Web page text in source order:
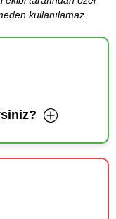
kullanılamaz.